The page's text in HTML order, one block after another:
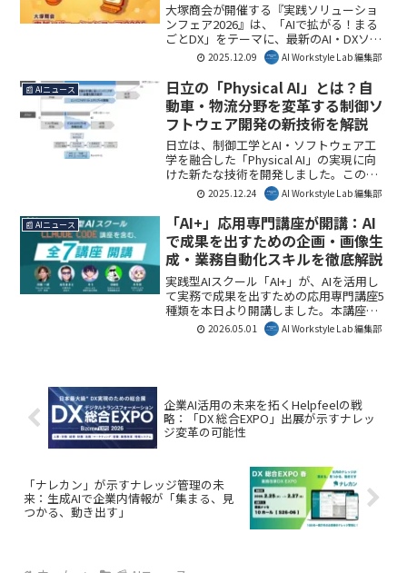
大塚商会が開催する『実践ソリューショ
ンフェア2026』は、「AIで拡がる！まる
ごとDX」をテーマに、最新のAI・DXソリ
ューションを一堂に紹介します。本イベ
ントは、企業が直面する課題解決と業務
革新を強力にサポートするでしょう。
2025.12.09 AI Workstyle Lab 編集部
📰 AIニュース
日立の「Physical AI」とは？自
動車・物流分野を変革する制御ソ
フトウェア開発の新技術を解説
日立は、制御工学とAI・ソフトウェア工
学を融合した「Physical AI」の実現に向
けた新たな技術を開発しました。この技
術は、自動車分野でのテスト工数43%削
減、物流分野での自律ロボット制御ソフ
トウェアの再利用性向上を実現し、持続
可能な社会インフラの実現に貢献しま
す。本記事では、その詳細とビジネスへ
の影響を解説します。
2025.12.24 AI Workstyle Lab 編集部
📰 AIニュース
「AI+」応用専門講座が開講：AI
で成果を出すための企画・画像生
成・業務自動化スキルを徹底解説
実践型AIスクール「AI+」が、AIを活用し
て実務で成果を出すための応用専門講座5
種類を本日より開講しました。本講座
は、AIツールの操作だけでなく、企画
力、画像生成、業務自動化などの実践ス
Lab編集部としては、AI時代の即戦力育成
に貢献する講座として注目しています。
2026.05.01 AI Workstyle Lab 編集部
企業AI活用の未来を拓くHelpfeelの戦
略：「DX 総合EXPO」出展が示すナレッ
ジ変革の可能性
「ナレカン」が示すナレッジ管理の未
来：生成AIで企業内情報が「集まる、見
つかる、動き出す」